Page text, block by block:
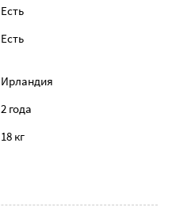
Есть
Есть
Ирландия
2 года
18 кг